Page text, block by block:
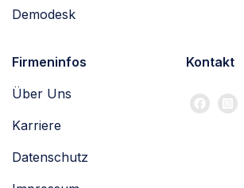
Demodesk
Firmeninfos
Über Uns
Karriere
Datenschutz
Kontakt